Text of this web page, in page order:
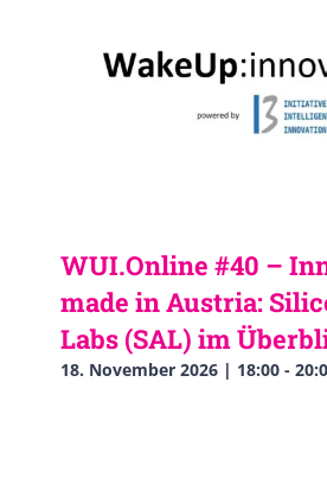
WUI.Online #40 –
made in Austria:
Labs (SAL) im
18. November 2026 | 18:00 -